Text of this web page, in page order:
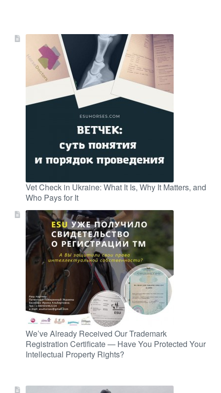
Vet Check in Ukraine: What It Is, Why It Matters, and
Who Pays for It
We’ve Already Received Our Trademark
Registration Certificate — Have You Protected Your
Intellectual Property Rights?